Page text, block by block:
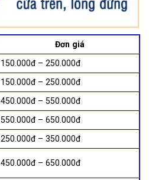
Đơn giá
150.000đ – 250.000đ
150.000đ – 250.000đ
450.000đ – 550.000đ
550.000đ – 650.000đ
250.000đ – 350.000đ
450.000đ – 650.000đ